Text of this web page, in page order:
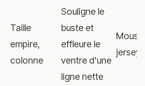
Taille
empire,
colonne
Souligne le
buste et
effleure le
ventre d'une
ligne nette
jersey